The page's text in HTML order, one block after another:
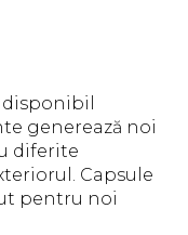
generează noi
diferite
Capsule
pentru noi